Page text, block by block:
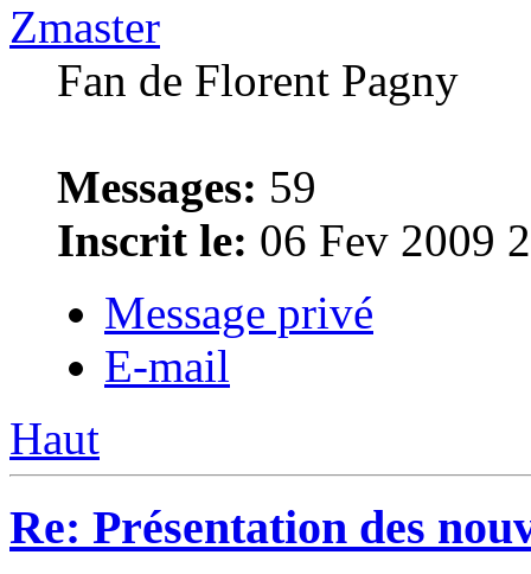
Zmaster
Fan de Florent Pagny
Messages: 59
Inscrit le: 06 Fev 2009
Message privé
E-mail
Haut
Re: Présentation des